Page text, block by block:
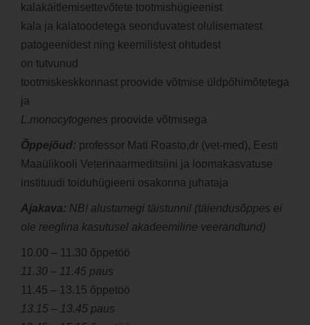
kalakäitlemisettevõtete tootmishügieenist
kala ja kalatoodetega seonduvatest olulisematest
patogeenidest ning keemilistest ohtudest
on tutvunud
tootmiskeskkonnast proovide võtmise üldpõhimõtetega
ja
L.monocytogenes proovide võtmisega
Õppejõud: professor Mati Roasto,dr (vet-med), Eesti
Maaülikooli Veterinaarmeditsiini ja loomakasvatuse
instituudi toiduhügieeni osakonna juhataja
Ajakava: NB! alustamegi täistunnil (täiendusõppes ei
ole reeglina kasutusel akadeemiline veerandtund)
10.00 – 11.30 õppetöö
11.30 – 11.45 paus
11.45 – 13.15 õppetöö
13.15 – 13.45 paus